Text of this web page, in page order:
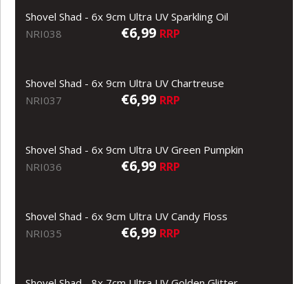
Shovel Shad - 6x 9cm Ultra UV Sparkling Oil
NRI038
€6,99 RRP
Shovel Shad - 6x 9cm Ultra UV Chartreuse
NRI037
€6,99 RRP
Shovel Shad - 6x 9cm Ultra UV Green Pumpkin
NRI036
€6,99 RRP
Shovel Shad - 6x 9cm Ultra UV Candy Floss
NRI035
€6,99 RRP